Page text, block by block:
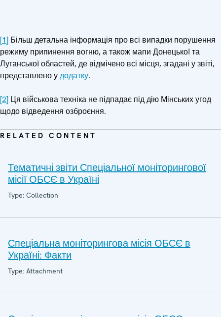
[1] Більш детальна інформація про всі випадки порушення
режиму припинення вогню, а також мапи Донецької та
Луганської областей, де відмічено всі місця, згадані у звіті,
представлено удодатку.
[2] Ця військова техніка не підпадає під дію Мінських угод
щодо відведення озброєння.
RELATED CONTENT
Тематичні звіти Спеціальної моніторингової
місії ОБСЄ в Україні
Type: Collection
Спеціальна моніторингова місія ОБСЄ в
Україні: Факти
Type: Attachment